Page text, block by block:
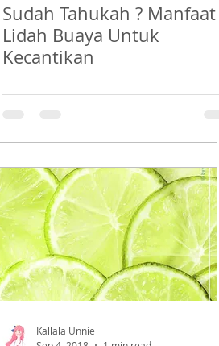
Sudah Tahukah ? Manfaat
Lidah Buaya Untuk
Kecantikan
Kallala Unnie